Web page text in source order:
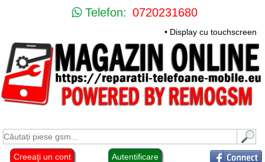
Telefon: 0720231680
• Display cu touchscreen
Creeaţi un cont Autentificare